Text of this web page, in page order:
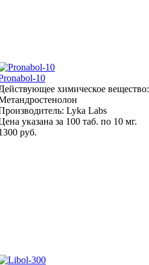
10
химическое вещество:
Lyka Labs
указана за 100 таб. по 10 мг.
руб.